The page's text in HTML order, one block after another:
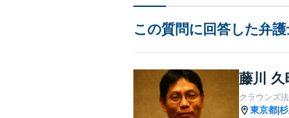
この質問に回答した弁
藤川 久
クラウンズ
東京都